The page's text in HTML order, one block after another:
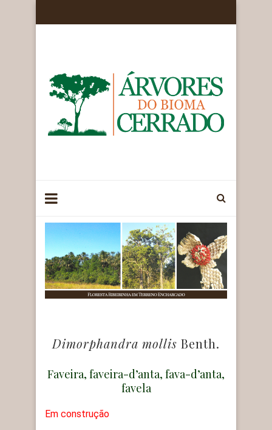
Dimorphandra mollis Benth.
Faveira, faveira-d’anta, fava-d’anta,
favela
Em construção